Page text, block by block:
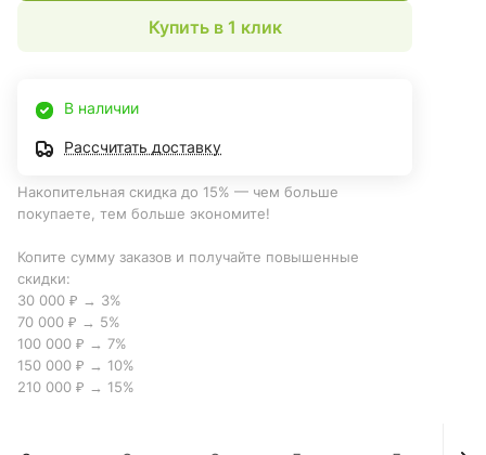
Купить в 1 клик
В наличии
Рассчитать доставку
Накопительная скидка до 15% — чем больше
покупаете, тем больше экономите!
Копите сумму заказов и получайте повышенные
скидки:
30 000 ₽ → 3%
70 000 ₽ → 5%
100 000 ₽ → 7%
150 000 ₽ → 10%
210 000 ₽ → 15%